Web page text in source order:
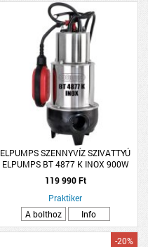
ELPUMPS SZENNYVÍZ SZIVATTYÚ
ELPUMPS BT 4877 K INOX 900W
20000L/H 10M
119 990 Ft
Praktiker
A bolthoz
Info
-20%